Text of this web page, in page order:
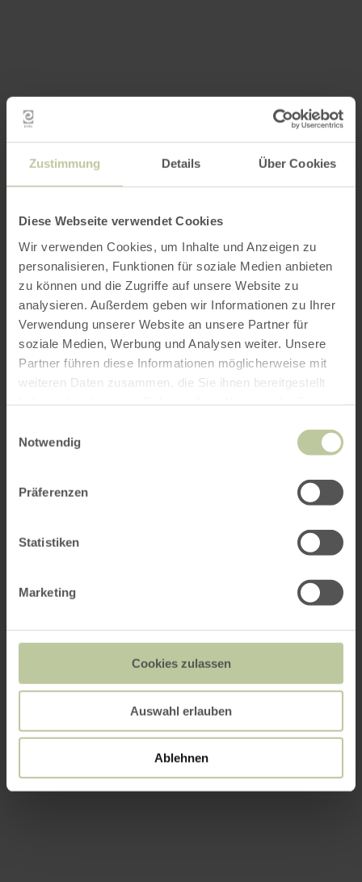
Zustimmung Details Über Cookies
Diese Webseite verwendet Cookies
Wir verwenden Cookies, um Inhalte und Anzeigen zu
personalisieren, Funktionen für soziale Medien anbieten
zu können und die Zugriffe auf unsere Website zu
analysieren. Außerdem geben wir Informationen zu Ihrer
Verwendung unserer Website an unsere Partner für
soziale Medien, Werbung und Analysen weiter. Unsere
Partner führen diese Informationen möglicherweise mit
weiteren Daten zusammen, die Sie ihnen bereitgestellt
Notwendig
Präferenzen
Statistiken
Marketing
Cookies zulassen
Auswahl erlauben
Ablehnen